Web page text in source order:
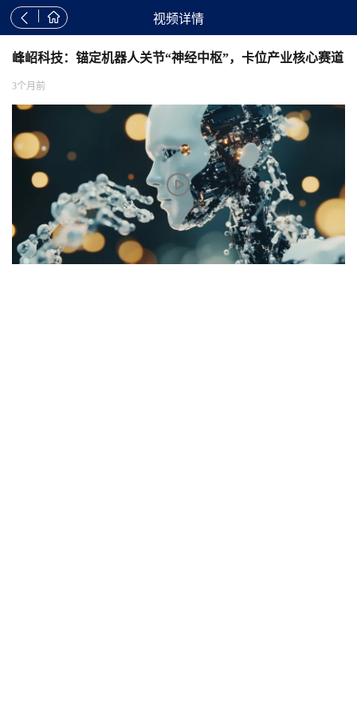
  视频详情
峰岹科技：锚定机器人关节“神经中枢”，卡位产业核心赛道
3个月前
